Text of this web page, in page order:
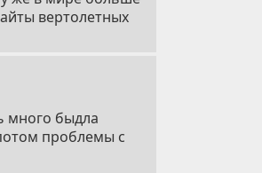
вертолетных
много быдла
проблемы с